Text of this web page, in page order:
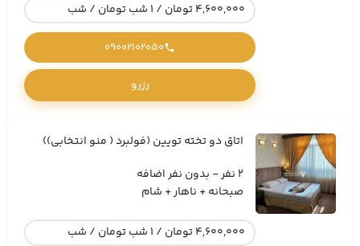
4,600,000 تومان / 1 شب تومان / شب
09002102050
رزرو
اتاق دو تخته تویین (فولبرد ( منو انتخابی))
2 نفر - بدون نفر اضافه
صبحانه + ناهار + شام
4,600,000 تومان / 1 شب تومان / شب